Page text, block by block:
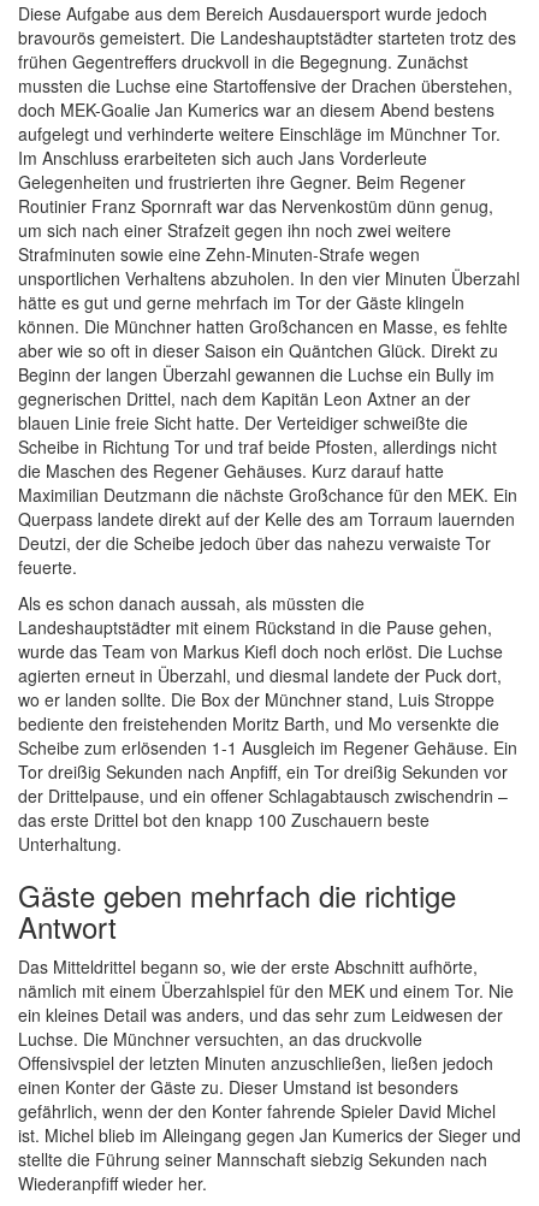
Diese Aufgabe aus dem Bereich Ausdauersport wurde jedoch
bravourös gemeistert. Die Landeshauptstädter starteten trotz des
frühen Gegentreffers druckvoll in die Begegnung. Zunächst
mussten die Luchse eine Startoffensive der Drachen überstehen,
doch MEK-Goalie Jan Kumerics war an diesem Abend bestens
aufgelegt und verhinderte weitere Einschläge im Münchner Tor.
Im Anschluss erarbeiteten sich auch Jans Vorderleute
Gelegenheiten und frustrierten ihre Gegner. Beim Regener
Routinier Franz Spornraft war das Nervenkostüm dünn genug,
um sich nach einer Strafzeit gegen ihn noch zwei weitere
Strafminuten sowie eine Zehn-Minuten-Strafe wegen
unsportlichen Verhaltens abzuholen. In den vier Minuten Überzahl
hätte es gut und gerne mehrfach im Tor der Gäste klingeln
können. Die Münchner hatten Großchancen en Masse, es fehlte
aber wie so oft in dieser Saison ein Quäntchen Glück. Direkt zu
Beginn der langen Überzahl gewannen die Luchse ein Bully im
gegnerischen Drittel, nach dem Kapitän Leon Axtner an der
blauen Linie freie Sicht hatte. Der Verteidiger schweißte die
Scheibe in Richtung Tor und traf beide Pfosten, allerdings nicht
die Maschen des Regener Gehäuses. Kurz darauf hatte
Maximilian Deutzmann die nächste Großchance für den MEK. Ein
Querpass landete direkt auf der Kelle des am Torraum lauernden
Deutzi, der die Scheibe jedoch über das nahezu verwaiste Tor
feuerte.
Als es schon danach aussah, als müssten die
Landeshauptstädter mit einem Rückstand in die Pause gehen,
wurde das Team von Markus Kiefl doch noch erlöst. Die Luchse
agierten erneut in Überzahl, und diesmal landete der Puck dort,
wo er landen sollte. Die Box der Münchner stand, Luis Stroppe
bediente den freistehenden Moritz Barth, und Mo versenkte die
Scheibe zum erlösenden 1-1 Ausgleich im Regener Gehäuse. Ein
Tor dreißig Sekunden nach Anpfiff, ein Tor dreißig Sekunden vor
der Drittelpause, und ein offener Schlagabtausch zwischendrin –
das erste Drittel bot den knapp 100 Zuschauern beste
Unterhaltung.
Gäste geben mehrfach die richtige
Antwort
Das Mitteldrittel begann so, wie der erste Abschnitt aufhörte,
nämlich mit einem Überzahlspiel für den MEK und einem Tor. Nie
ein kleines Detail was anders, und das sehr zum Leidwesen der
Luchse. Die Münchner versuchten, an das druckvolle
Offensivspiel der letzten Minuten anzuschließen, ließen jedoch
einen Konter der Gäste zu. Dieser Umstand ist besonders
gefährlich, wenn der den Konter fahrende Spieler David Michel
ist. Michel blieb im Alleingang gegen Jan Kumerics der Sieger und
stellte die Führung seiner Mannschaft siebzig Sekunden nach
Wiederanpfiff wieder her.